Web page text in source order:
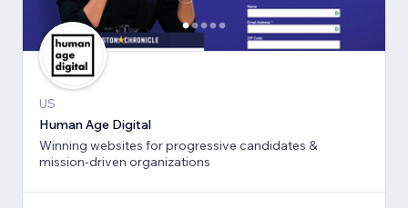
US
Human Age Digital
Winning websites for progressive candidates &
mission-driven organizations